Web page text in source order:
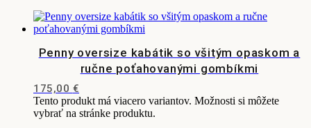
Penny oversize kabátik so všitým opaskom a
ručne poťahovanými gombíkmi
175,00 €
Tento produkt má viacero variantov. Možnosti si môžete
vybrať na stránke produktu.